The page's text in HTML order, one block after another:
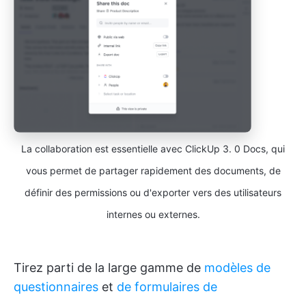
La collaboration est essentielle avec ClickUp 3. 0 Docs, qui
vous permet de partager rapidement des documents, de
définir des permissions ou d'exporter vers des utilisateurs
internes ou externes.
Tirez parti de la large gamme de modèles de
questionnaires et de formulaires de